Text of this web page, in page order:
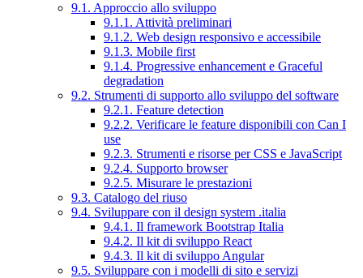
9.1. Approccio allo sviluppo
9.1.1. Attività preliminari
9.1.2. Web design responsivo e accessibile
9.1.3. Mobile first
9.1.4. Progressive enhancement e Graceful
degradation
9.2. Strumenti di supporto allo sviluppo del software
9.2.1. Feature detection
9.2.2. Verificare le feature disponibili con Can I
use
9.2.3. Strumenti e risorse per CSS e JavaScript
9.2.4. Supporto browser
9.2.5. Misurare le prestazioni
9.3. Catalogo del riuso
9.4. Sviluppare con il design system .italia
9.4.1. Il framework Bootstrap Italia
9.4.2. Il kit di sviluppo React
9.4.3. Il kit di sviluppo Angular
9.5. Sviluppare con i modelli di sito e servizi